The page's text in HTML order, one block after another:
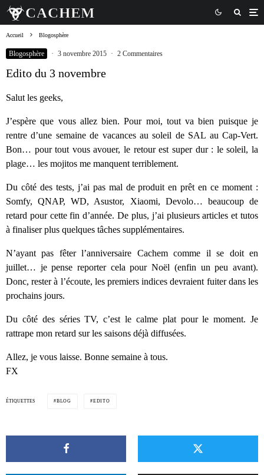
Accueil Blogosphère
Blogosphère · 3 novembre 2015 · 2 Commentaires
Edito du 3 novembre
Salut les geeks,
J’espère que vous allez bien. Pour moi, tout va bien puisque je
rentre d’une semaine de vacances au soleil de SAL au Cap-Vert.
Bon… pour tout vous avouer, le retour est super dur : le soleil, la
plage… les mojitos me manquent terriblement.
Du côté des tests, j’ai pas mal de produit en prêt en ce moment :
Somfy, QNAP, WD, Asustor, Xiaomi, Devolo… beaucoup de
retard pour cette fin d’année. De plus, j’ai plusieurs articles et tutos
à finaliser plus quelques tâches supplémentaires.
N’ayant pas fêter l’anniversaire Cachem comme il se doit en
juillet… je pense reporter cela pour Noël (enfin un peu avant).
Donc, rester à l’écoute, les premiers indices devraient fuiter dans les
prochains jours.
Du côté des séries TV, c’est le calme plat pour le moment. Je
rattrape mon retard sur les saisons déjà diffusées.
Allez, je vous laisse. Bonne semaine à tous.
FX
ÉTIQUETTES BLOG EDITO